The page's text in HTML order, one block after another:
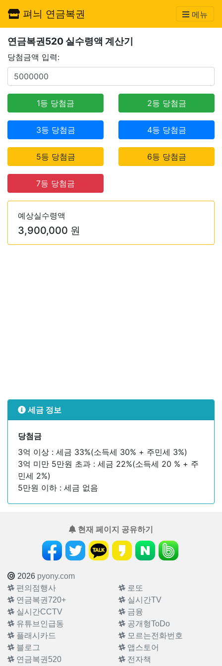
펴늬 연금복권 메뉴
연금복권520 실수령액 계산기
당첨금액 입력:
1등 당첨금 2등 당첨금
3등 당첨금 4등 당첨금
5등 당첨금 6등 당첨금
7등 당첨금
예상실수령액
3,900,000 원
세금 정보
당첨금
3억 이상 : 세금 33%(소득세 30% + 주민세 3%)
3억 미만 5만원 초과 : 세금 22%(소득세 20 % + 주
민세 2%)
5만원 이하 : 세금 없음
현재 페이지 공유하기
2026 pyony.com
편의점행사
로또
연금복권720+
실시간TV
실시간CCTV
금융
유튜브인급동
공개형ToDo
플래시카드
모르는전화번호
블로그
앱스토어
연금복권520
전자책